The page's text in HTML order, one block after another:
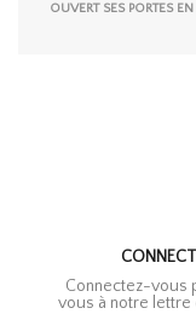
OUVERT SES PORTES EN
Connectez-vous
vous à notre lettre